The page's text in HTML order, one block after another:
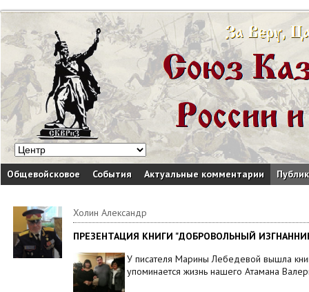
Общевойсковое События Актуальные комментарии
Холин Александр
ПРЕЗЕНТАЦИЯ КНИГИ "ДОБРОВОЛЬНЫЙ
У писателя Марины Лебедевой вышла
упоминается жизнь нашего Атамана